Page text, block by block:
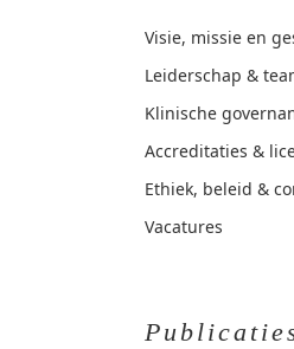
Visie, missie en
Leiderschap &
Klinische
Accreditaties &
Ethiek, beleid &
Vacatures